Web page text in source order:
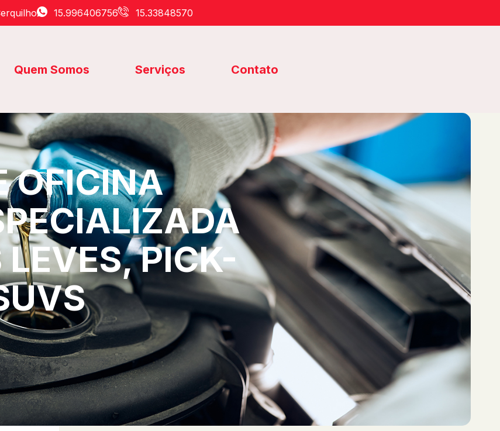
15.996406756 15.33848570
Quem Somos Serviços Contato
OFICINA
PICK-